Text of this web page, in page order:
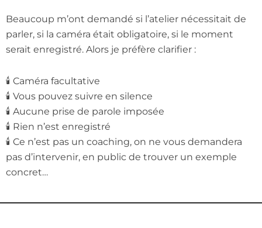
Beaucoup m’ont demandé si l’atelier nécessitait de
parler, si la caméra était obligatoire, si le moment
serait enregistré. Alors je préfère clarifier :
🕯️ Caméra facultative
🕯️ Vous pouvez suivre en silence
🕯️ Aucune prise de parole imposée
🕯️ Rien n’est enregistré
🕯️ Ce n’est pas un coaching, on ne vous demandera
pas d’intervenir, en public de trouver un exemple
concret…